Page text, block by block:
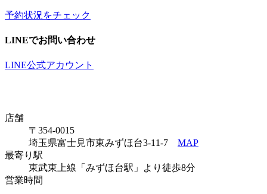
予約状況をチェック
LINEでお問い合わせ
LINE公式アカウント
店舗
〒354-0015
埼玉県富士見市東みずほ台3-11-7 MAP
最寄り駅
東武東上線「みずほ台駅」より徒歩8分
営業時間